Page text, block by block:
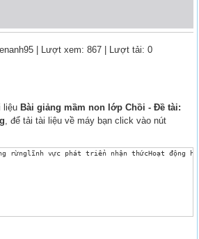
| Lượt xem: 867 | Lượt tải: 0
liệu Bài giảng mầm non lớp Chồi - Đề tài:
, để tải tài liệu về máy bạn click vào nút
rừnglĩnh vực phát triển nhận thứcHoạt động